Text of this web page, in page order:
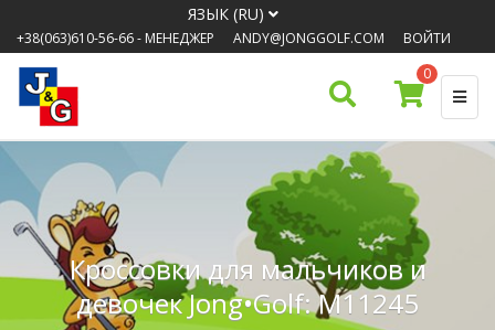
ЯЗЫК (RU)
+38(063)610-56-66- МЕНЕДЖЕР ANDY@JONGGOLF.COM
ВОЙТИ
0
Кроссовки для мальчиков и
девочек Jong•Golf: M11245